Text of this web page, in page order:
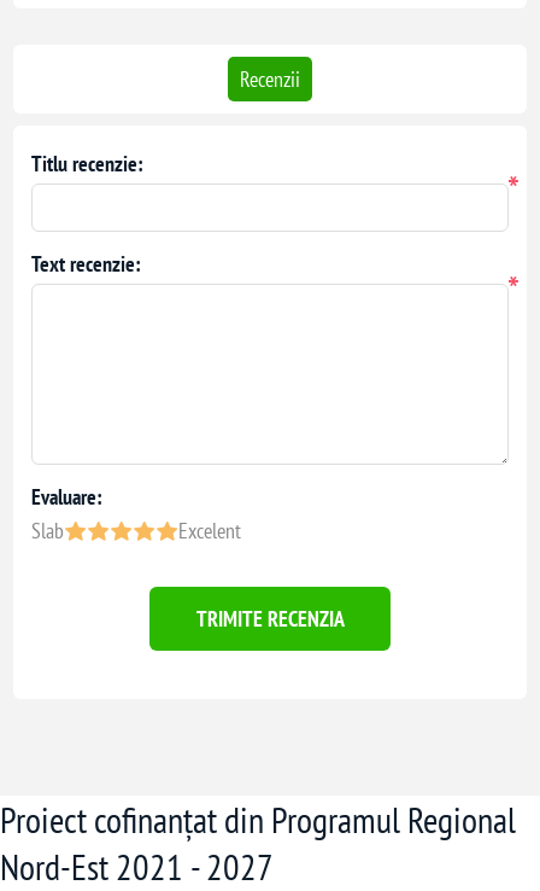
Recenzii
Titlu recenzie:
*
Text recenzie:
*
Evaluare:
Slab
Excelent
TRIMITE RECENZIA
Proiect cofinanțat din Programul Regional
Nord-Est 2021 - 2027